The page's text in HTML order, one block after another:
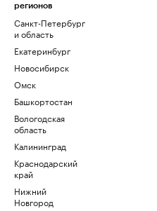
регионов
Санкт-Петербург
и область
Екатеринбург
Новосибирск
Омск
Башкортостан
Вологодская
область
Калининград
Краснодарский
край
Нижний
Новгород